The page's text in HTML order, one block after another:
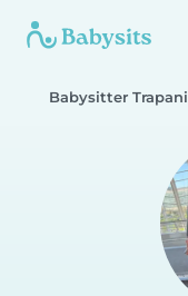
Babysitter Trapani